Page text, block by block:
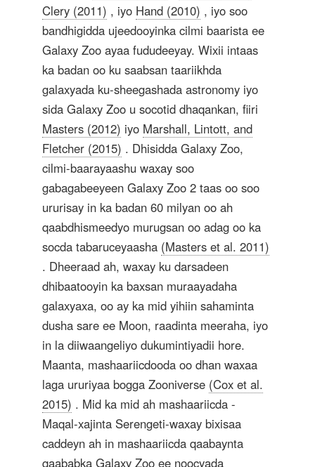
Clery (2011) , iyo Hand (2010) , iyo soo
bandhigidda ujeedooyinka cilmi baarista ee
Galaxy Zoo ayaa fududeeyay. Wixii intaas
ka badan oo ku saabsan taariikhda
galaxyada ku-sheegashada astronomy iyo
sida Galaxy Zoo u socotid dhaqankan, fiiri
Masters (2012) iyo Marshall, Lintott, and
Fletcher (2015) . Dhisidda Galaxy Zoo,
cilmi-baarayaashu waxay soo
gabagabeeyeen Galaxy Zoo 2 taas oo soo
ururisay in ka badan 60 milyan oo ah
qaabdhismeedyo murugsan oo adag oo ka
socda tabaruceyaasha (Masters et al. 2011)
. Dheeraad ah, waxay ku darsadeen
dhibaatooyin ka baxsan muraayadaha
galaxyaxa, oo ay ka mid yihiin sahaminta
dusha sare ee Moon, raadinta meeraha, iyo
in la diiwaangeliyo dukumintiyadii hore.
Maanta, mashaariicdooda oo dhan waxaa
laga ururiyaa bogga Zooniverse (Cox et al.
2015) . Mid ka mid ah mashaariicda -
Maqal-xajinta Serengeti-waxay bixisaa
caddeyn ah in mashaariicda qaabaynta
qaababka Galaxy Zoo ee noocyada